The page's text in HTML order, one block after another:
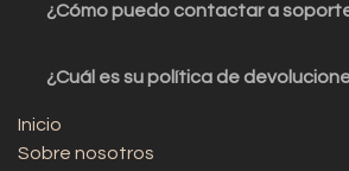
¿Cómo puedo contactar a
¿Cuál es su política de
Inicio
Sobre nosotros